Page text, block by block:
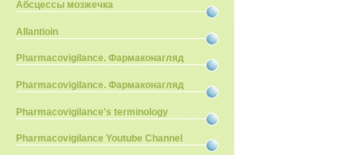
Абсцессы мозжечка
Allantioin
Pharmacovigilance. Фармаконагляд
Pharmacovigilance. Фармаконагляд
Pharmacovigilance's terminology
Pharmacovigilance Youtube Channel